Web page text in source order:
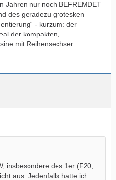
Jahren nur noch BEFREMDET
des geradezu grotesken
- kurzum: der
der kompakten,
mit Reihensechser.
insbesondere des 1er (F20,
aus. Jedenfalls hatte ich